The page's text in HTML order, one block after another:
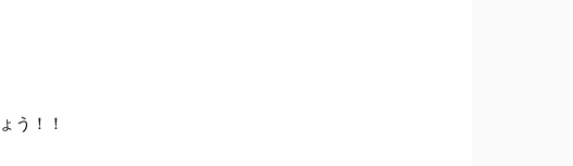
う！！